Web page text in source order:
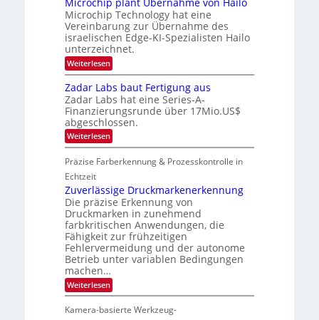
g
i
m
a
t
2
0
2
7
N
i
g
h
t
2
0
2
6
e
i
l
i
g
t
s
i
c
h
a
n
S
e
r
a
s
S
e
r
i
e
s
-
B
-
R
n
a
c
k
s
t
o
n
e
ü
b
e
r
n
i
m
m
t
a
r
k
V
i
s
i
o
Microchip Technology hat eine
Vereinbarung zur Übernahme des
israelischen Edge-KI-Spezialisten Hailo
unterzeichnet.
Weiterlesen:
M
c
r
o
c
h
i
p
n
t
Ü
b
e
r
n
a
h
m
e
o
Zadar Labs baut Fertigung aus
Zadar Labs hat eine Series-A-
Finanzierungsrunde über 17Mio.US$
abgeschlossen.
Weiterlesen:
Z
d
r
L
a
b
s
b
a
u
t
F
e
r
i
Präzise Farberkennung & Prozesskontrolle in
Echtzeit
Zuverlässige Druckmarkenerkennung
Die präzise Erkennung von
Druckmarken in zunehmend
farbkritischen Anwendungen, die
Fähigkeit zur frühzeitigen
Fehlervermeidung und der autonome
Betrieb unter variablen Bedingungen
machen…
Weiterlesen:
Z
v
Kamera-basierte Werkzeug-